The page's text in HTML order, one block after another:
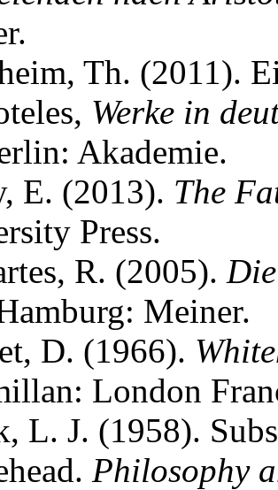
Th. (2011).
Werke in
Akademie.
E. (2013). The
Press.
R. (2005).
Meiner.
D. (1966).
London
L. J. (1958).
Philosophy